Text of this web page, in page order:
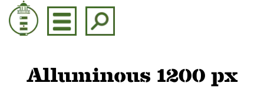
Door
naar
de
inhoud
Alluminous 1200 px